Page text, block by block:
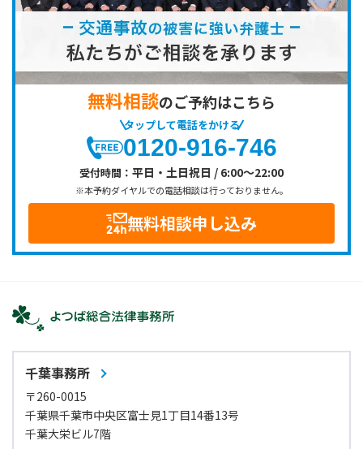
無料相談のご予約はこちら
タップして電話をかける
0120-916-746
受付時間： 平日・土日祝日 / 6:00～22:00
※本予約ダイヤルでの電話相談は行っておりません。
無料相談申し込み
千葉事務所
〒260-0015
千葉県千葉市中央区富士見1丁目14番13号
千葉大栄ビル7階